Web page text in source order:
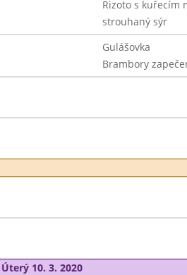
Rizoto s kuřecím
strouhaný sýr
Gulášovka
Brambory
Úterý 10. 3. 2020